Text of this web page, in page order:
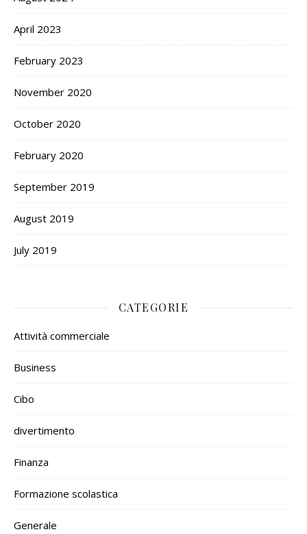
April 2023
February 2023
November 2020
October 2020
February 2020
September 2019
August 2019
July 2019
CATEGORIE
Attività commerciale
Business
Cibo
divertimento
Finanza
Formazione scolastica
Generale